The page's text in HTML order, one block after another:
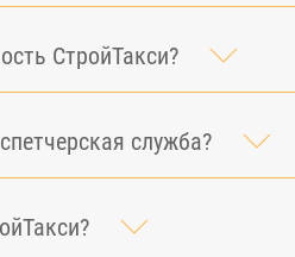
СтройТакси?
служба?